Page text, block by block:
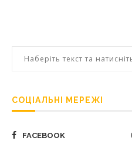
СОЦІАЛЬНІ МЕРЕЖІ
FACEBOOK